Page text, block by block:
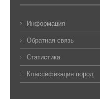
Информация
Обратная связь
Статистика
Классификация пород